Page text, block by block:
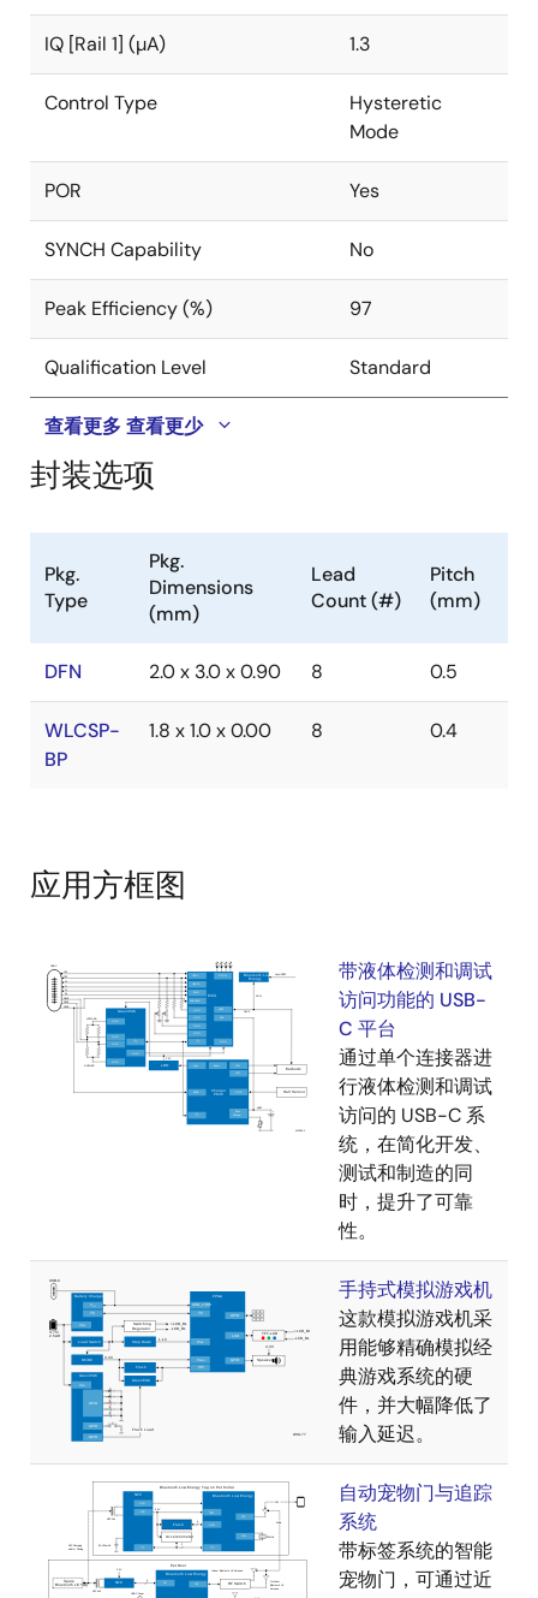
The ISL9122A is designed for stand-alone applications
and supports a default output voltage at Power-On
Reset (POR). After POR, the output voltage can be
adjusted in the range of 1.8V to 5.375V by using the
C interface bus. Specific default output voltages are
available on request.
The ISL9122A requires only a single EIA 0603 size
inductor and two external capacitors. Power supply
solution size is minimized by a 1.8mm x 1.0mm WLCSP
and is also available in a 3.0mm x 2.0mm 8 Ld plastic
DFN.
IQ [Rail 1] (µA) 1.3
Control Type
Hysteretic
Mode
POR Yes
SYNCH Capability No
Peak Efficiency (%) 97
Qualification Level Standard
查看更多查看更少
封装选项
Pkg.
Type
Pkg.
Dimensions
(mm)
Lead
Count (#)
Pitch
(mm)
DFN 2.0 x 3.0 x 0.90 8 0.5
WLCSP-
BP
1.8 x 1.0 x 0.00 8 0.4
应用方框图
带液体检测和调试
访问功能的 USB-
C 平台
通过单个连接器进
行液体检测和调试
访问的 USB-C 系
统，在简化开发、
测试和制造的同
时，提升了可靠
性。
手持式模拟游戏机
这款模拟游戏机采
用能够精确模拟经
典游戏系统的硬
件，并大幅降低了
输入延迟。
自动宠物门与追踪
系统
带标签系统的智能
宠物门，可通过近